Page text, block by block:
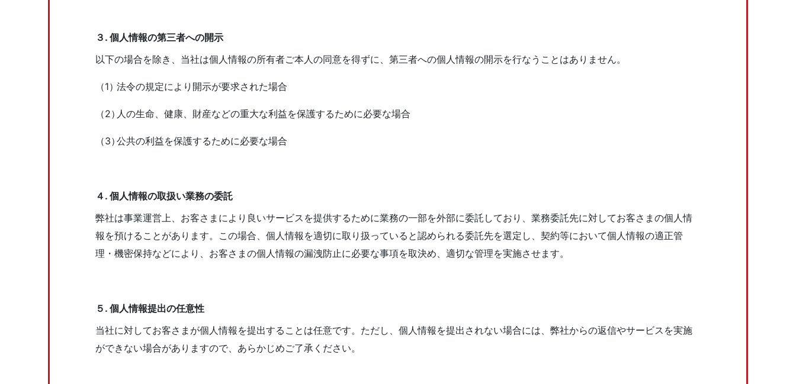
３. 個⼈情報の第三者への開⽰
以下の場合を除き、当社は個⼈情報の所有者ご本⼈の同意を得ずに、第三者への個⼈情報の開⽰を⾏なうことはありません。
（1）法令の規定により開⽰が要求された場合
（2）⼈の⽣命、健康、財産などの重⼤な利益を保護するために必要な場合
（3）公共の利益を保護するために必要な場合
４. 個⼈情報の取扱い業務の委託
弊社は事業運営上、お客さまにより良いサービスを提供するために業務の⼀部を外部に委託しており、業務委託先に対してお客さまの個⼈情
報を預けることがあります。この場合、個⼈情報を適切に取り扱っていると認められる委託先を選定し、契約等において個⼈情報の適正管
理・機密保持などにより、お客さまの個⼈情報の漏洩防⽌に必要な事項を取決め、適切な管理を実施させます。
５. 個⼈情報提出の任意性
当社に対してお客さまが個⼈情報を提出することは任意です。ただし、個⼈情報を提出されない場合には、弊社からの返信やサービスを実施
ができない場合がありますので、あらかじめご了承ください。